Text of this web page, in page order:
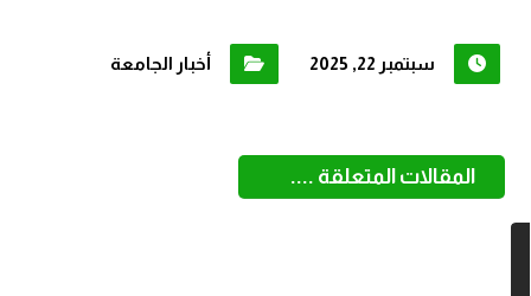
سبتمبر 22, 2025 أخبار الجامعة
المقالات المتعلقة ....